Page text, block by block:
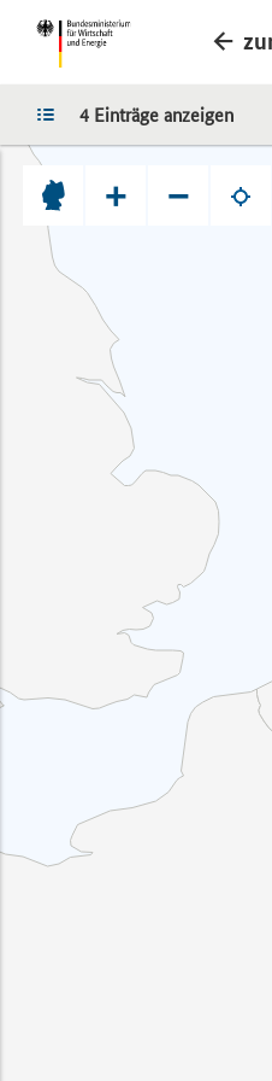
LISTE
4 Einträge anzeigen
+ −